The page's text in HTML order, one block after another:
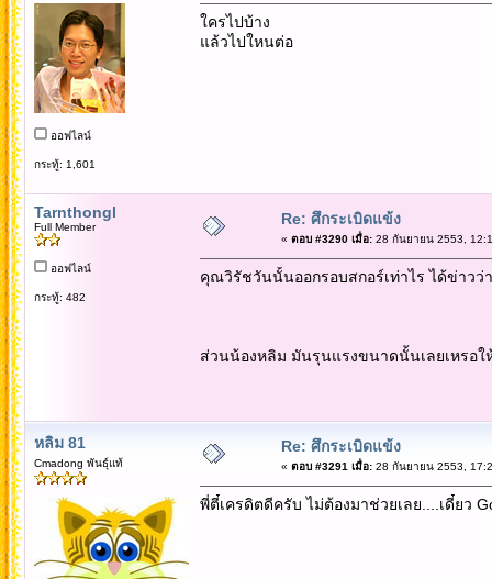
ออฟไลน์
กระทู้: 1,601
ใครไปบ้าง
แล้วไปใหนต่อ
Tarnthongl
Full Member
ออฟไลน์
กระทู้: 482
Re: ศึกระเบิดแข้ง
« ตอบ #3290 เมื่อ:28 กันยายน 2553,
คุณวิรัชวันนั้นออกรอบสกอร์เท่าไร ได้ข่าวว่า
ส่วนน้องหลิม มันรุนแรงขนาดนั้นเลยเหรอ
หลิม 81
Cmadong พันธุ์แท้
Re: ศึกระเบิดแข้ง
« ตอบ #3291 เมื่อ:28 กันยายน 2553,
พี่ตี๋เครดิตดีครับ ไม่ต้องมาช่วยเลย....เดี๋ยว